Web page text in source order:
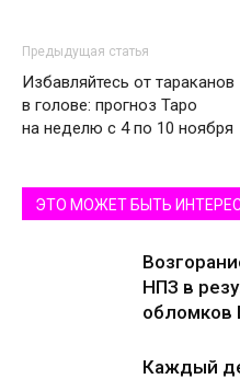
Предыдущая статья
Избавляйтесь от тараканов
в голове: прогноз Таро
на неделю с 4 по 10 ноября
ЭТО МОЖЕТ БЫТЬ
НПЗ в
обломков
Каждый